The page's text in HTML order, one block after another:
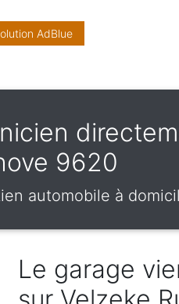
AdBlue
9620
automobile à
Le garage